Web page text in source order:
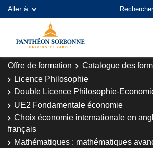
Aller à
Offre de formation Catalogue des
Licence Philosophie
Double Licence Philosophie-
UE2 Fondamentale économie
Choix économie internationale en
français
Mathématiques : mathématiques